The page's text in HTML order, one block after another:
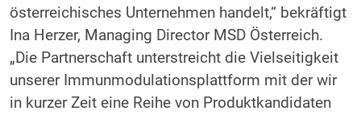
österreichisches Unternehmen handelt, bekräftigt
Ina Herzer, Managing Director MSD Österreich.
Die Partnerschaft unterstreicht die Vielseitigkeit
unserer Immunmodulationsplattform mit der wir
in kurzer Zeit eine Reihe von Produktkandidaten